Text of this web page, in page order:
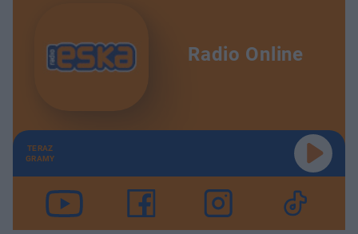
Radio Online
TERAZ
GRAMY